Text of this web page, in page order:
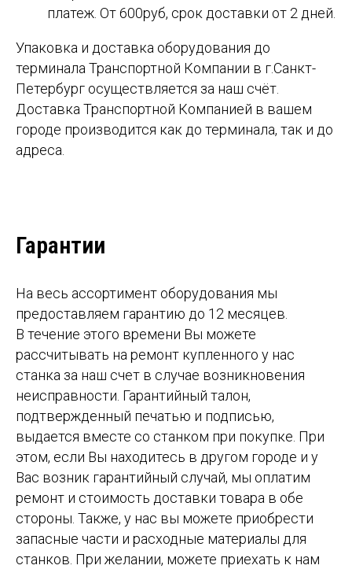
платеж. От 600руб, срок доставки от 2 дней.
Упаковка и доставка оборудования до
терминала Транспортной Компании в г.Санкт-
Петербург осуществляется за наш счёт.
Доставка Транспортной Компанией в вашем
городе производится как до терминала, так и до
адреса.
Гарантии
На весь ассортимент оборудования мы
предоставляем гарантию до 12 месяцев.
В течение этого времени Вы можете
рассчитывать на ремонт купленного у нас
станка за наш счет в случае возникновения
неисправности. Гарантийный талон,
подтвержденный печатью и подписью,
выдается вместе со станком при покупке. При
этом, если Вы находитесь в другом городе и у
Вас возник гарантийный случай, мы оплатим
ремонт и стоимость доставки товара в обе
стороны. Также, у нас вы можете приобрести
запасные части и расходные материалы для
станков. При желании, можете приехать к нам